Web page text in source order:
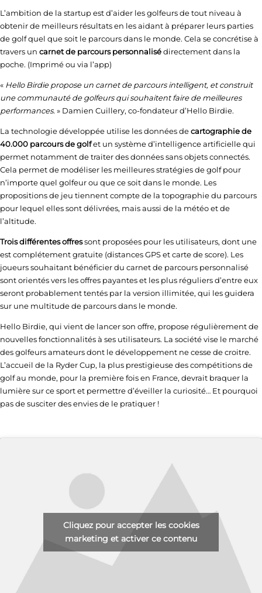
L’ambition de la startup est d’aider les golfeurs de tout niveau à
obtenir de meilleurs résultats en les aidant à préparer leurs parties
de golf quel que soit le parcours dans le monde. Cela se concrétise à
travers un carnet de parcours personnalisédirectement dans la
poche. (Imprimé ou via l’app)
« Hello Birdie propose un carnet de parcours intelligent, et construit
une communauté de golfeurs qui souhaitent faire de meilleures
performances. » Damien Cuillery, co-fondateur d’Hello Birdie.
La technologie développée utilise les données decartographie de
40.000 parcours de golfet un système d’intelligence artificielle qui
permet notamment de traiter des données sans objets connectés.
Cela permet de modéliser les meilleures stratégies de golf pour
n’importe quel golfeur ou que ce soit dans le monde. Les
propositions de jeu tiennent compte de la topographie du parcours
pour lequel elles sont délivrées, mais aussi de la météo et de
l’altitude.
Trois différentes offressont proposées pour les utilisateurs, dont une
est complétement gratuite (distances GPS et carte de score). Les
joueurs souhaitant bénéficier du carnet de parcours personnalisé
sont orientés vers les offres payantes et les plus réguliers d’entre eux
seront probablement tentés par la version illimitée, qui les guidera
sur une multitude de parcours dans le monde.
Hello Birdie, qui vient de lancer son offre, propose régulièrement de
nouvelles fonctionnalités à ses utilisateurs. La société vise le marché
des golfeurs amateurs dont le développement ne cesse de croitre.
L’accueil de la Ryder Cup, la plus prestigieuse des compétitions de
golf au monde, pour la première fois en France, devrait braquer la
lumière sur ce sport et permettre d’éveiller la curiosité… Et pourquoi
pas de susciter des envies de le pratiquer !
Cliquez pour accepter les cookies
marketing et activer ce contenu